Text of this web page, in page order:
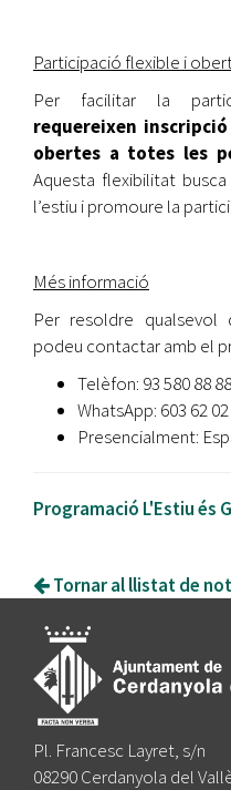
Participació flexible i
Per facilitar la
requereixen
obertes a totes les
Aquesta flexibilitat
l’estiu i promoure la
Més informació
Per resoldre
podeu contactar amb el
Telèfon: 93 580 88
WhatsApp: 603 62
Presencialment:
Programació L'Estiu és
Tornar al llistat de
Pl. Francesc Layret, s/n
08290 Cerdanyola del